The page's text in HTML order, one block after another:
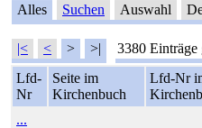
Alles Suchen Auswahl
|< < > >| 3380 Einträge
Lfd-
Nr
Seite im
Kirchenbuch
Lfd-Nr
...